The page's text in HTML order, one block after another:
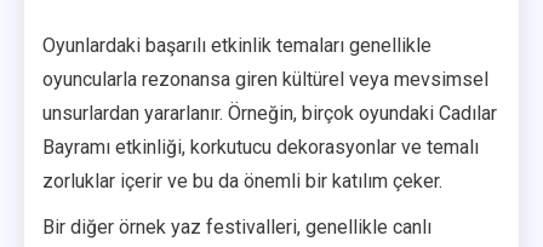
Oyunlardaki başarılı etkinlik temaları genellikle
oyuncularla rezonansa giren kültürel veya mevsimsel
unsurlardan yararlanır. Örneğin, birçok oyundaki Cadılar
Bayramı etkinliği, korkutucu dekorasyonlar ve temalı
zorluklar içerir ve bu da önemli bir katılım çeker.
Bir diğer örnek yaz festivalleri, genellikle canlı